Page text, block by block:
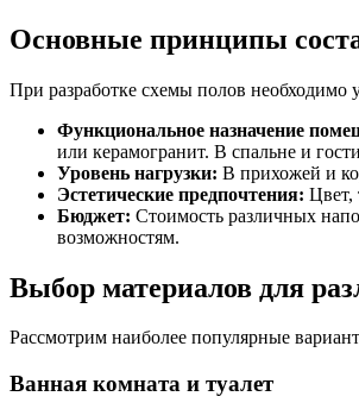
Основные принципы
При разработке схемы полов необходимо
Функциональное назначение
или керамогранит. В спальне и
Уровень нагрузки: В прихожей и
Эстетические предпочтения: Цвет,
Бюджет: Стоимость различных
возможностям.
Выбор материалов для
Рассмотрим наиболее популярные
Ванная комната и туалет